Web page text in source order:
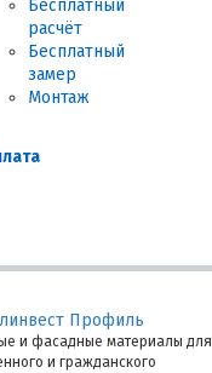
Бесплатный
расчёт
Бесплатный
замер
Монтаж
и фасадные материалы для
и гражданского